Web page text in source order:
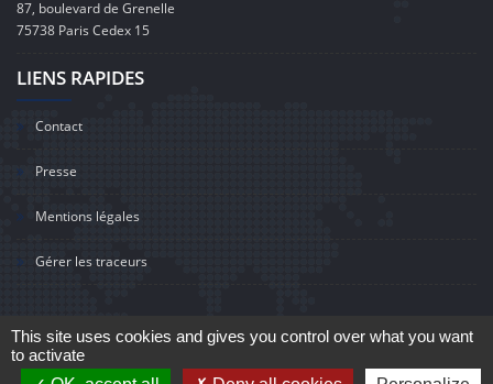
87, boulevard de Grenelle
75738 Paris Cedex 15
LIENS RAPIDES
Contact
Presse
Mentions légales
Gérer les traceurs
This site uses cookies and gives you control over what you want
to activate